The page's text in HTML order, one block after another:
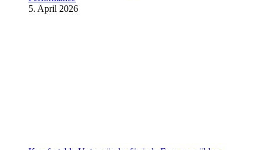
5. April 2026